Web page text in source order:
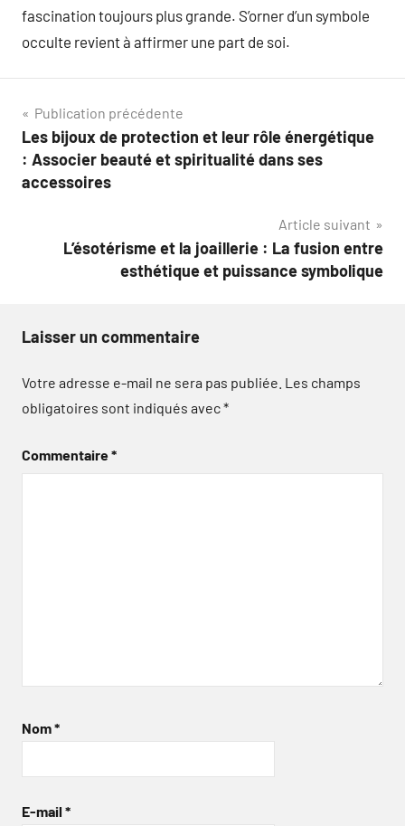
fascination toujours plus grande. S’orner d’un symbole
occulte revient à affirmer une part de soi.
Navigation
de
l’article
Publication précédente
Les bijoux de protection et leur rôle énergétique
: Associer beauté et spiritualité dans ses
accessoires
Article suivant
L’ésotérisme et la joaillerie : La fusion entre
esthétique et puissance symbolique
Laisser un commentaire
Votre adresse e-mail ne sera pas publiée. Les champs
obligatoires sont indiqués avec*
Commentaire*
Nom*
E-mail *